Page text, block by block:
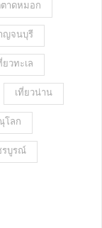
าดหมอก
ญจนบุรี
ยวทะเล
เที่ยวน่าน
โลก
รบูรณ์